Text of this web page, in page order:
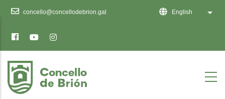
sitio
web
inclúe
concello@concellodebrion.gal English List